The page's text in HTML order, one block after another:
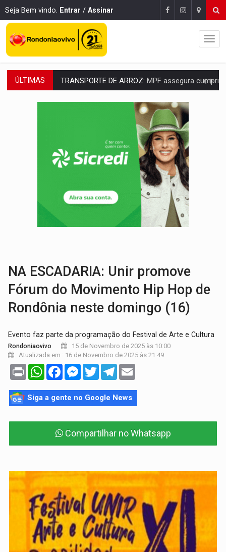
Seja Bem vindo. Entrar / Assinar
ÚLTIMAS TRANSPORTE DE ARROZ: MPF assegura cumprimento da legislação sobre transporte
DEEPFAKE:Sancionada lei contra violência sexual infantil na
Brasil e Rússia discutem energia nuclear, defesa e
Colisão entre caminhão e carro deixa quatro mortos e um em
ENCONTRO:Amazônia Negra ganha projeção nacional com participação de
Porto Velho tem chances de chuvas isoladas nesta
SINDICATOS UNIDOS: Assembleia Geral delibera greve da educação
PROCESSO SELETIVO: Rondoniaovivo abre oficina de Comunicação com
NA ESCADARIA: Unir promove
Fórum do Movimento Hip Hop de
Rondônia neste domingo (16)
Evento faz parte da programação do Festival de Arte e Cultura
Rondoniaovivo
15 de Novembro de 2025 às 10:00
Atualizada em : 16 de Novembro de 2025 às 21:49
Print WhatsAppFacebookMessenger
TwitterTelegram
Siga a gente no Google News
Compartilhar no Whatsapp